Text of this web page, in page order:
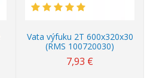
Vata výfuku 2T 600x320x30
(RMS 100720030)
7,93 €